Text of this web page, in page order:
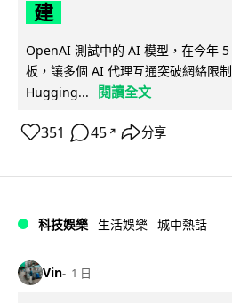
建
OpenAI 測試中的 AI 模型，在今年
板，讓多個 AI 代理互通突破網絡限
Hugging...
閱讀全文
351 45 ↗ 分享
科技娛樂 生活娛樂 城中熱話
Vin 1 日